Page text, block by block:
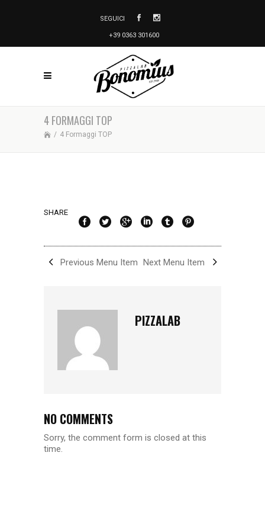
SEGUICI
+39 0363 301600
4 FORMAGGI TOP
/ 4 Formaggi TOP
SHARE
Previous Menu Item Next Menu Item
PIZZALAB
NO COMMENTS
Sorry, the comment form is closed at this
time.